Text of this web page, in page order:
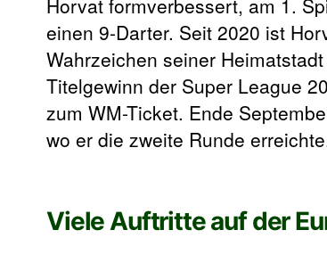
Horvat formverbessert, am 1.
einen 9-Darter. Seit 2020 ist
Wahrzeichen seiner
Titelgewinn der Super League
zum WM-Ticket. Ende
wo er die zweite Runde
Viele Auftritte auf der